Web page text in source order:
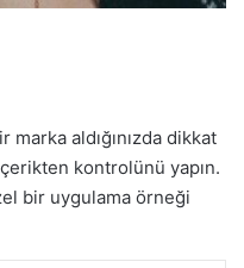
aldığınızda dikkat
kontrolünü yapın.
bir uygulama örneği